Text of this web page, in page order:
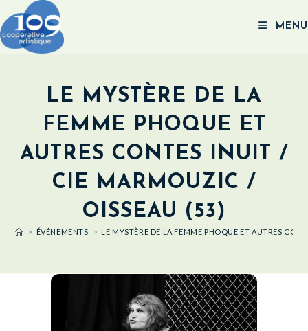
MENU
LE MYSTÈRE DE LA
FEMME PHOQUE ET
AUTRES CONTES INUIT /
CIE MARMOUZIC /
OISSEAU (53)
> ÉVÉNEMENTS > LE MYSTÈRE DE LA FEMME PHOQUE ET AUTRES